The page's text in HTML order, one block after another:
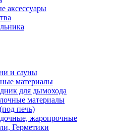
аксессуары
и сауны
материалы
для дымохода
материалы
печь)
жаропрочные
Герметики